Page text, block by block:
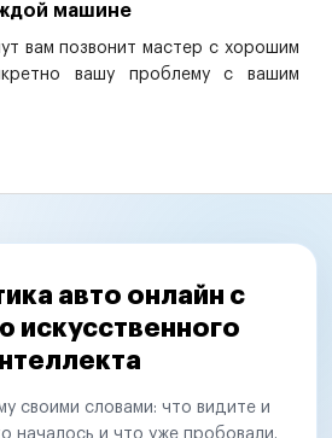
машине
вам позвонит мастер с хорошим
вашу проблему с вашим
авто онлайн с
искусственного
своими словами: что видите и
началось и что уже пробовали.